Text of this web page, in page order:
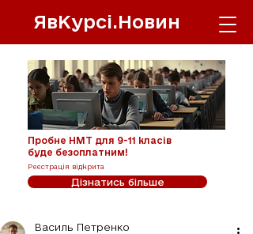
ЯвКурсі.Новин
Пробне НМТ для 9-11 класів
буде безоплатним!
Реєстрація відкрита
Дізнатись більше
Василь Петренко